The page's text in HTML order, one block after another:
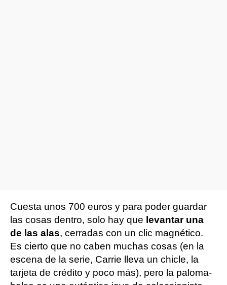
Cuesta unos 700 euros y para poder guardar
las cosas dentro, solo hay que levantar una
de las alas, cerradas con un clic magnético.
Es cierto que no caben muchas cosas (en la
escena de la serie, Carrie lleva un chicle, la
tarjeta de crédito y poco más), pero la paloma-